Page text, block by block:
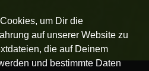
um Dir die
auf unserer Website zu
die auf Deinem
und bestimmte Daten